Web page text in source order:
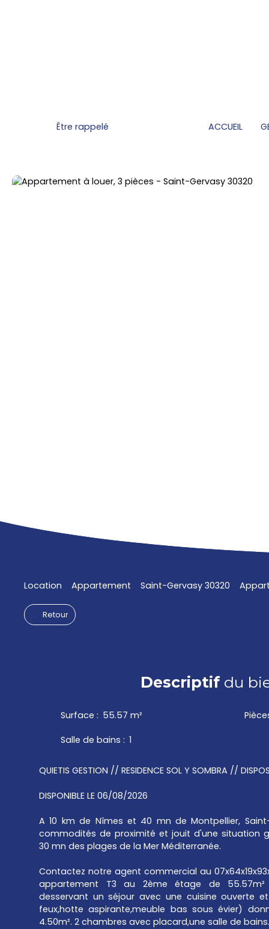
Être rappelé ACCUEIL
Location Appartement Saint-Gervasy 30320
Retour
Descriptifdu
Surface : 55.57 m²
Salle de bains : 1
QUIETIS GESTION // RESIDENCE SOL Y SOMBRA //
DISPONIBLE LE 06/08/2026
A 10 km de Nîmes et 40 mn de Montpellier,
commodités de proximité et jouit d'une situation
30 mn des plages de la Mer Méditerranée.
Contactez notre agent commercial au
appartement T3 au 2ème étage de
desservant un séjour avec une cuisine ouverte
feux,hotte aspirante,meuble bas sous évier)
4.50m². 2 chambres avec placard,une salle de